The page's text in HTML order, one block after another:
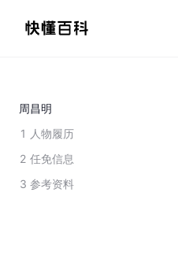
周昌明
1 人物履历
2 任免信息
3 参考资料